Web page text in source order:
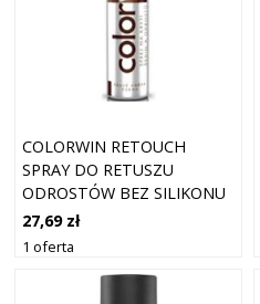
COLORWIN RETOUCH
SPRAY DO RETUSZU
ODROSTÓW BEZ SILIKONU
CIEMNY BRĄZ 75 ML
27,69 zł
1 oferta